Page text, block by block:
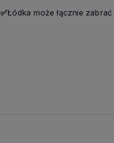
✅Łódka może łącznie zabrać